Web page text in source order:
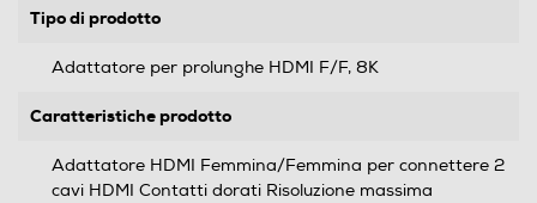
Tipo di prodotto
Adattatore per prolunghe HDMI F/F, 8K
Caratteristiche prodotto
Adattatore HDMI Femmina/Femmina per connettere 2
cavi HDMI Contatti dorati Risoluzione massima